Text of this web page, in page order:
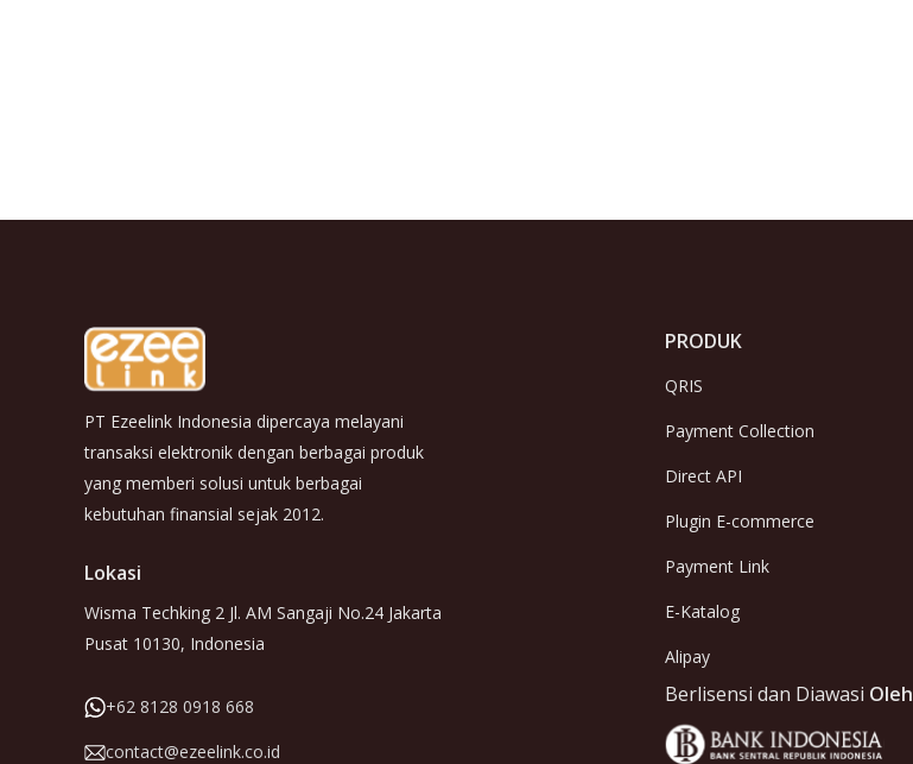
PT Ezeelink Indonesia dipercaya melayani
transaksi elektronik dengan berbagai produk
yang memberi solusi untuk berbagai
kebutuhan finansial sejak 2012.
Lokasi
Wisma Techking 2 Jl. AM Sangaji No.24 Jakarta
Pusat 10130, Indonesia
+62 8128 0918 668
contact@ezeelink.co.id
PRODUK
QRIS
Payment Collection
Direct API
Plugin E-commerce
Payment Link
E-Katalog
Alipay
Berlisensi dan Diawasi Oleh